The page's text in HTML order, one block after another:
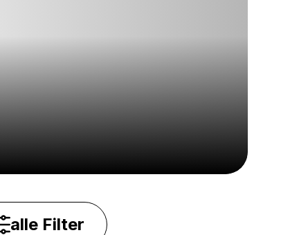
alle Filter